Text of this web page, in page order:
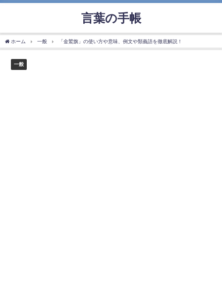
言葉の手帳
ホーム 一般 「金鷲旗」の使い方や意味、例文や類義語を徹底解説！
一般